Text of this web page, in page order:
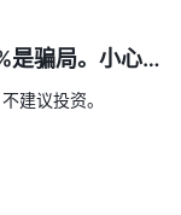
者可以通过以下方
面，包括先进的图
自动交易功能。此
效交易解决方案的
24/7 全天候进入
是骗局。小心，
建议投资。